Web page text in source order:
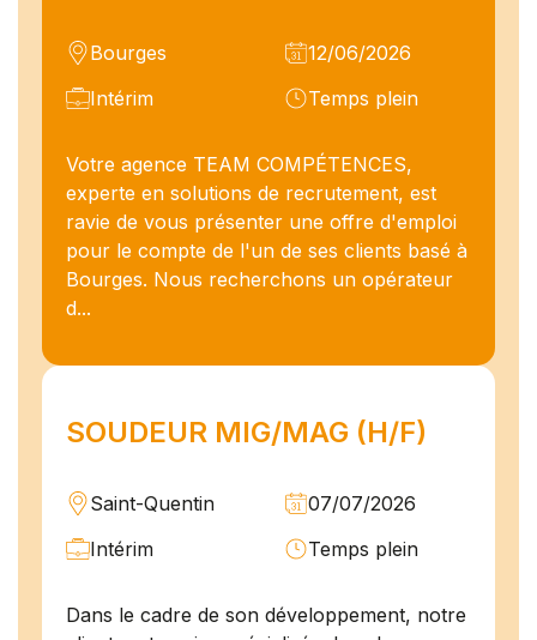
Bourges
12/06/2026
Intérim
Temps plein
Votre agence TEAM COMPÉTENCES,
experte en solutions de recrutement, est
ravie de vous présenter une offre d'emploi
pour le compte de l'un de ses clients basé à
Bourges. Nous recherchons un opérateur
d...
SOUDEUR MIG/MAG (H/F)
Saint-Quentin
07/07/2026
Intérim
Temps plein
Dans le cadre de son développement, notre